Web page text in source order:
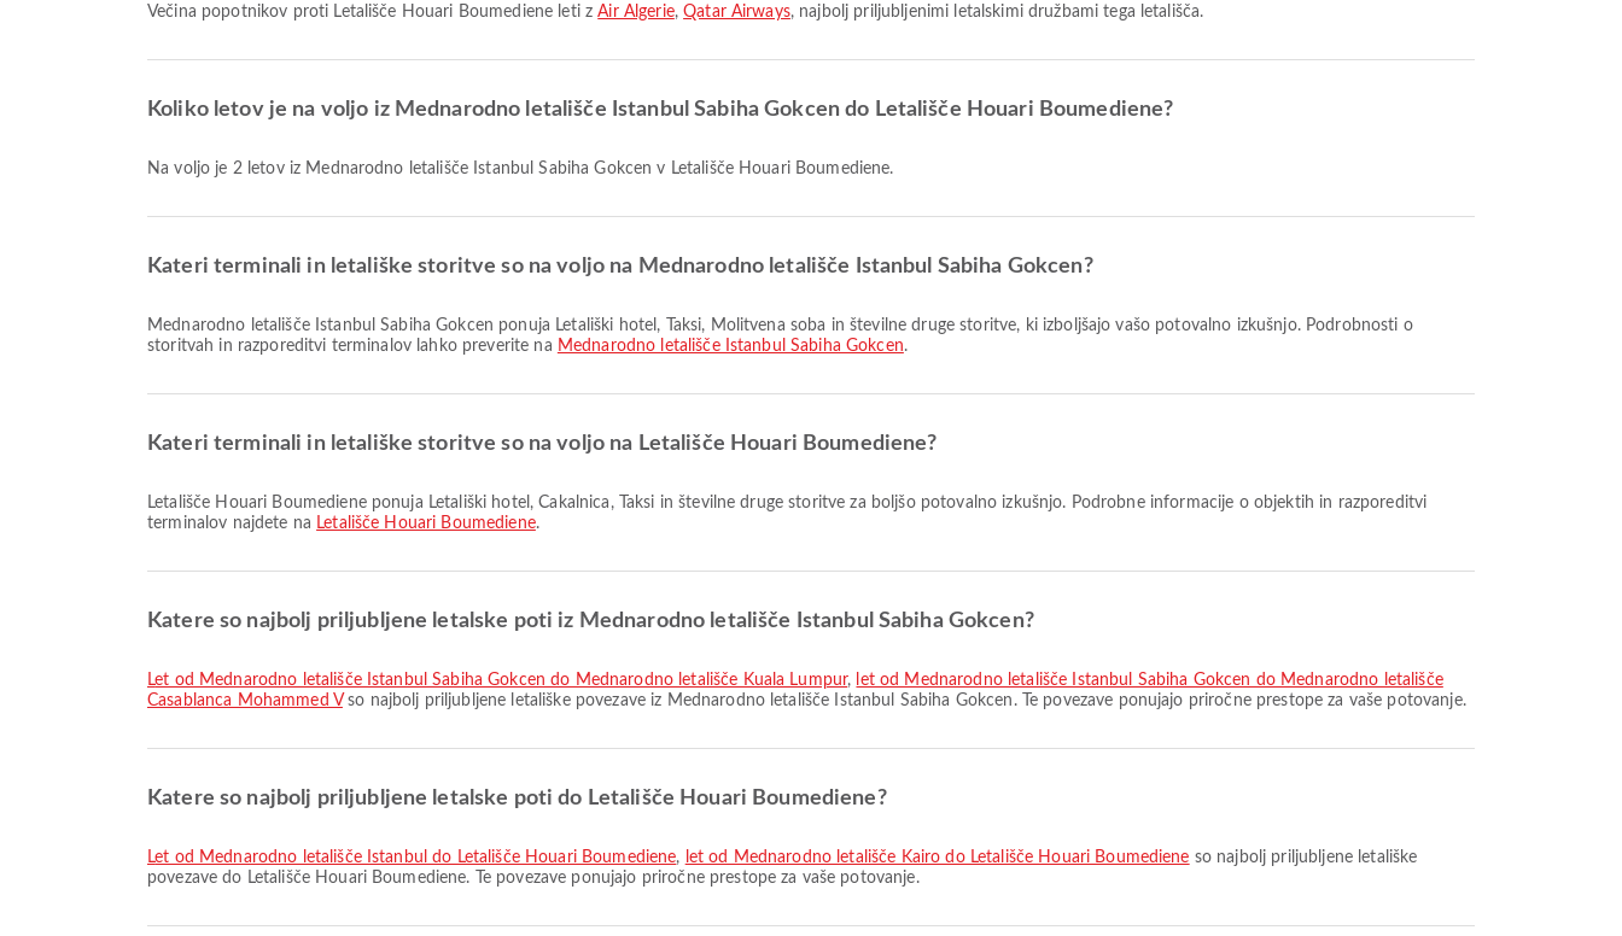
Večina popotnikov proti Letališče Houari Boumediene leti zAir Algerie,Qatar Airways, najbolj priljubljenimi letalskimi družbami tega letališča.
Koliko letov je na voljo iz Mednarodno letališče Istanbul Sabiha Gokcen do Letališče Houari Boumediene?
Na voljo je 2 letov iz Mednarodno letališče Istanbul Sabiha Gokcen v Letališče Houari Boumediene.
Kateri terminali in letališke storitve so na voljo na Mednarodno letališče Istanbul Sabiha Gokcen?
Mednarodno letališče Istanbul Sabiha Gokcen ponuja Letališki hotel, Taksi, Molitvena soba in številne druge storitve, ki izboljšajo vašo potovalno izkušnjo. Podrobnosti o
storitvah in razporeditvi terminalov lahko preverite na Mednarodno letališče Istanbul Sabiha Gokcen.
Kateri terminali in letališke storitve so na voljo na Letališče Houari Boumediene?
Letališče Houari Boumediene ponuja Letališki hotel, Čakalnica, Taksi in številne druge storitve za boljšo potovalno izkušnjo. Podrobne informacije o objektih in razporeditvi
terminalov najdete na Letališče Houari Boumediene.
Katere so najbolj priljubljene letalske poti iz Mednarodno letališče Istanbul Sabiha Gokcen?
let od Mednarodno letališče Istanbul Sabiha Gokcen do Mednarodno letališče Kuala Lumpur, let od Mednarodno letališče Istanbul Sabiha Gokcen do Mednarodno letališče
Casablanca Mohammed Vso najbolj priljubljene letališke povezave iz Mednarodno letališče Istanbul Sabiha Gokcen. Te povezave ponujajo priročne prestope za vaše potovanje.
Katere so najbolj priljubljene letalske poti do Letališče Houari Boumediene?
let od Mednarodno letališče Istanbul do Letališče Houari Boumediene, let od Mednarodno letališče Kairo do Letališče Houari Boumediene so najbolj priljubljene letališke
povezave do Letališče Houari Boumediene. Te povezave ponujajo priročne prestope za vaše potovanje.